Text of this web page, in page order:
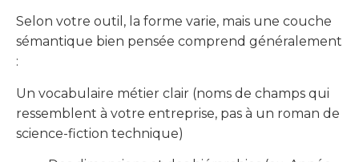
Selon votre outil, la forme varie, mais une couche
sémantique bien pensée comprend généralement
:
Un vocabulaire métier clair (noms de champs qui
ressemblent à votre entreprise, pas à un roman de
science-fiction technique)